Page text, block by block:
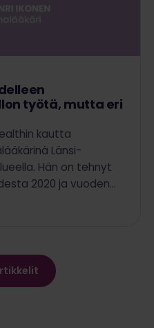
työtä, mutta eri
kautta
Länsi-
Hän on tehnyt
2020 ja vuoden…